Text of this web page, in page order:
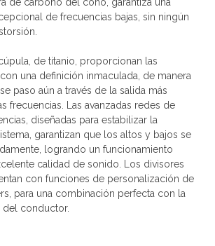
de frecuencias bajas, sin ningún
de titanio, proporcionan las
una definición inmaculada, de manera
paso aún a través de la salida más
frecuencias. Las avanzadas redes de
diseñadas para estabilizar la
garantizan que los altos y bajos se
logrando un funcionamiento
calidad de sonido. Los divisores
con funciones de personalización de
para una combinación perfecta con la
conductor.